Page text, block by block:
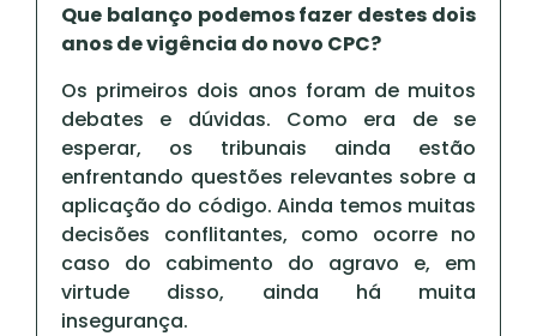
Que balanço podemos fazer destes dois
anos de vigência do novo CPC?
Os primeiros dois anos foram de muitos
debates e dúvidas. Como era de se
esperar, os tribunais ainda estão
enfrentando questões relevantes sobre a
aplicação do código. Ainda temos muitas
decisões conflitantes, como ocorre no
caso do cabimento do agravo e, em
virtude disso, ainda há muita
insegurança.